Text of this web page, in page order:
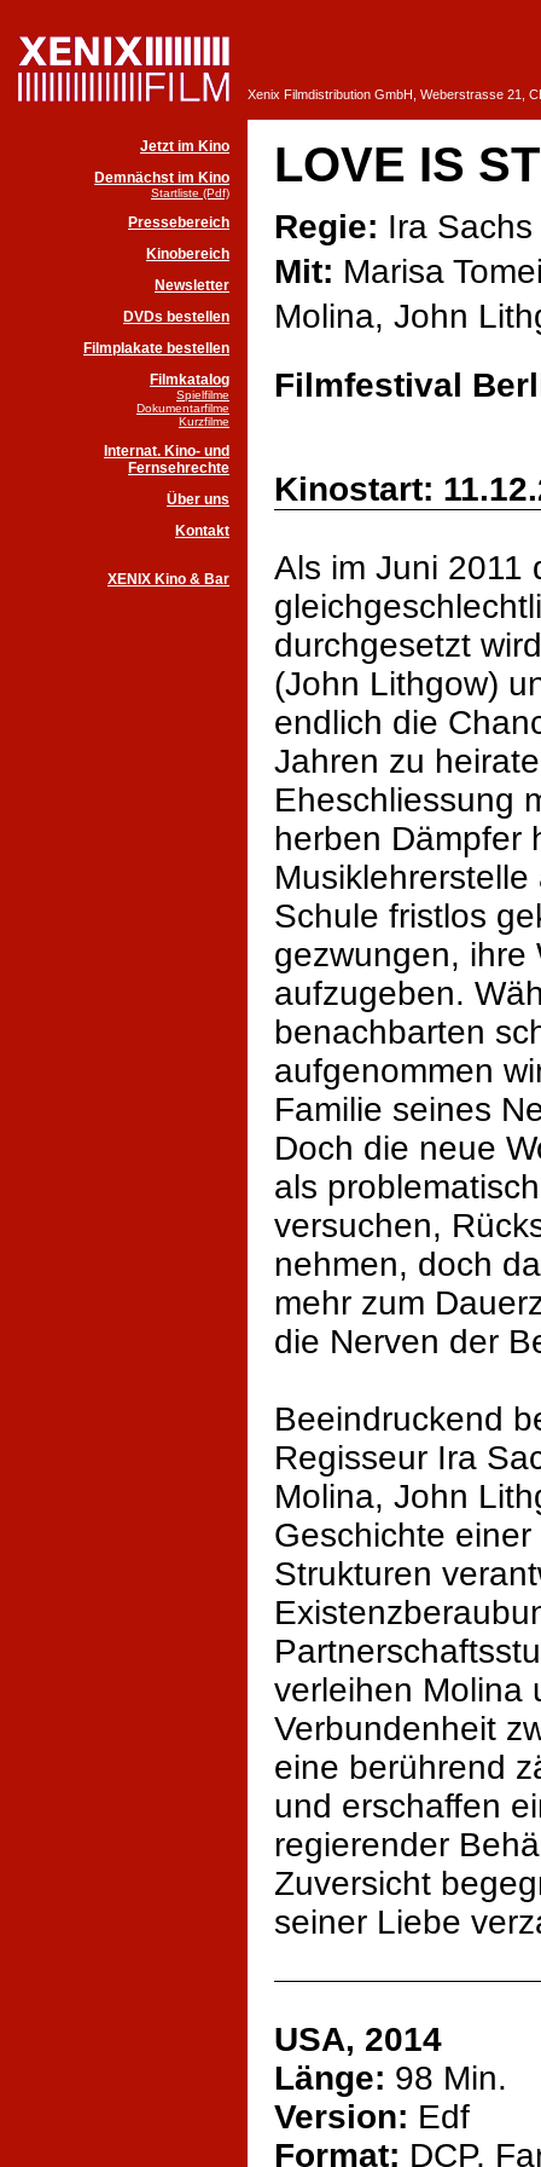
Xenix Filmdistribution GmbH, Weberstrasse 21,
Jetzt im Kino
Demnächst im Kino
Startliste (Pdf)
Pressebereich
Kinobereich
Newsletter
DVDs bestellen
Filmplakate bestellen
Filmkatalog
Spielfilme
Dokumentarfilme
Kurzfilme
Internat. Kino- und
Fernsehrechte
Über uns
Kontakt
XENIX Kino & Bar
LOVE IS
Regie: Ira Sachs
Mit: Marisa
Molina, John
Filmfestival
Kinostart:
Als im Juni 2011
durchgesetzt
(John Lithgow)
endlich die
Jahren zu
Eheschliessung
herben Dämpfer
Schule fristlos
gezwungen, ihre
aufzugeben.
benachbarten
aufgenommen
Familie seines
Doch die neue
als
versuchen,
nehmen, doch
mehr zum
die Nerven der
Beeindruckend
Regisseur Ira
Molina, John
Geschichte
Strukturen
verleihen Molina
Verbundenheit
eine berührend
und erschaffen
regierender
Zuversicht
seiner Liebe
USA, 2014
Länge: 98 Min.
Version: Edf
Format: DCP,